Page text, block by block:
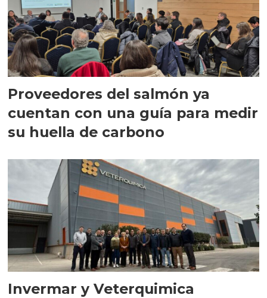
Proveedores del salmón ya
cuentan con una guía para medir
su huella de carbono
Invermar y Veterquimica